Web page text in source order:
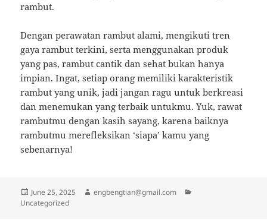
rambut.
Dengan perawatan rambut alami, mengikuti tren
gaya rambut terkini, serta menggunakan produk
yang pas, rambut cantik dan sehat bukan hanya
impian. Ingat, setiap orang memiliki karakteristik
rambut yang unik, jadi jangan ragu untuk berkreasi
dan menemukan yang terbaik untukmu. Yuk, rawat
rambutmu dengan kasih sayang, karena baiknya
rambutmu merefleksikan ‘siapa’ kamu yang
sebenarnya!
Posted
on
June 25, 2025 Author
engbengtian@gmail.com
Uncategorized